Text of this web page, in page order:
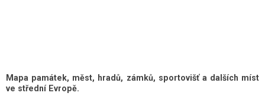
Mapa památek, měst, hradů, zámků, sportovišť a dalších míst
ve střední Evropě.